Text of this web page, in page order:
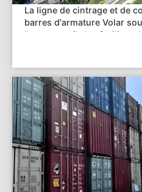
La ligne de cintrage et de
barres d'armature Volar
l'autoroute Duba, facilitant